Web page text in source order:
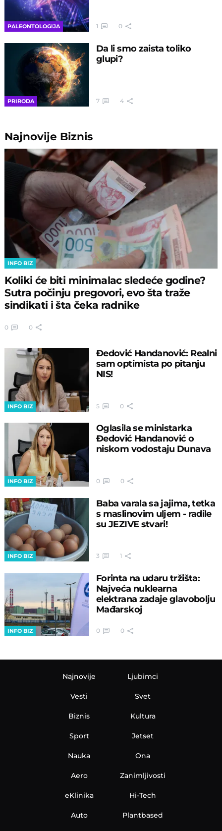
PALEONTOLOGIJA 1 0
PRIRODA
Da li smo zaista toliko
glupi?
7 4
Najnovije Biznis
INFO BIZ
Koliki će biti minimalac sledeće godine?
Sutra počinju pregovori, evo šta traže
sindikati i šta čeka radnike
0 0
INFO BIZ
Đedović Handanović: Realni
sam optimista po pitanju
NIS!
5 0
INFO BIZ
Oglasila se ministarka
Đedović Handanović o
niskom vodostaju Dunava
0 0
INFO BIZ
Baba varala sa jajima, tetka
s maslinovim uljem - radile
su JEZIVE stvari!
3 1
INFO BIZ
Forinta na udaru tržišta:
Najveća nuklearna
elektrana zadaje glavobolju
Mađarskoj
0 0
Najnovije
Vesti
Biznis
Sport
Nauka
Aero
Ljubimci
Svet
Kultura
Jetset
Ona
Zanimljivosti
eKlinika Hi-Tech
Auto Plantbased